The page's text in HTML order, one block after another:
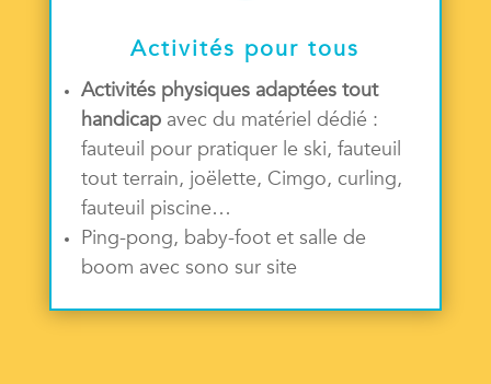
Activités pour tous
Activités physiques adaptées tout
handicapavec du matériel dédié :
fauteuil pour pratiquer le ski, fauteuil
tout terrain, joëlette, Cimgo, curling,
fauteuil piscine…
Ping-pong, baby-foot et salle de
boom avec sono sur site